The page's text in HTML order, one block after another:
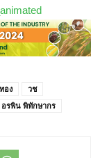
อง
วช
อรพิน พิทักษากร